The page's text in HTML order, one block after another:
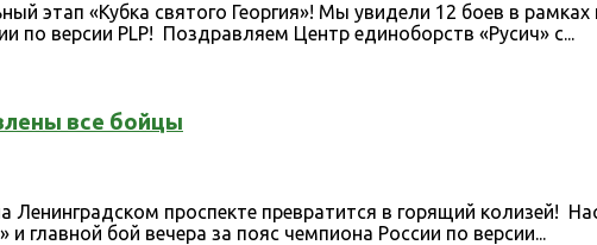
этап «Кубка святого Георгия»! Мы увидели 12 боев в
по версии PLP! Поздравляем Центр единоборств «Русич» с...
все бойцы
Ленинградском проспекте превратится в горящий колизей!
главной бой вечера за пояс чемпиона России по версии...